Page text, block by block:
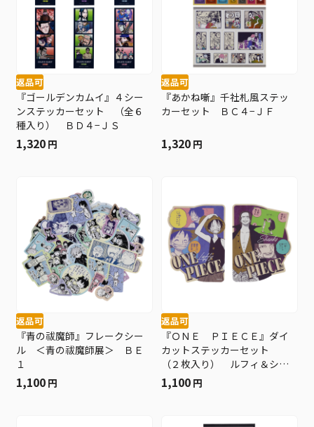
返品可
『ゴールデンカムイ』４シー
ンステッカーセット （全６
種入り） ＢＤ４−ＪＳ
1,320 円
返品可
『あかね噺』千社札風ステッ
カーセット ＢＣ４−ＪＦ
1,320 円
返品可
『青の祓魔師』フレークシー
ル ＜青の祓魔師展＞ ＢＥ
１
1,100 円
返品可
『ＯＮＥ ＰＩＥＣＥ』ダイ
カットステッカーセット
（２枚入り） ルフィ＆シャ
ンクス ＢＦ３
1,100 円